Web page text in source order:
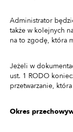
Administrator
także w kolejnych
na to zgodę, która
Jeżeli w
ust. 1 RODO
przetwarzanie,
Okres